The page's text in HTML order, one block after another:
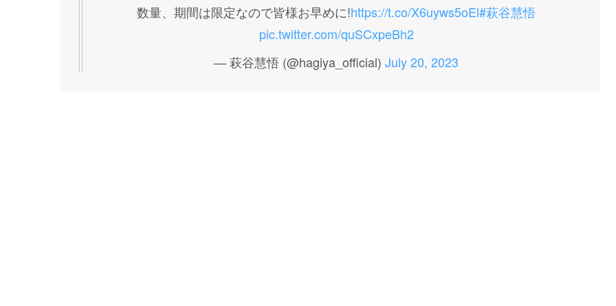
数量、期間は限定なので皆様お早めに!https://t.co/X6uyws5oEl#萩谷慧悟
pic.twitter.com/quSCxpeBh2
— 萩谷慧悟 (@hagiya_official) July 20, 2023